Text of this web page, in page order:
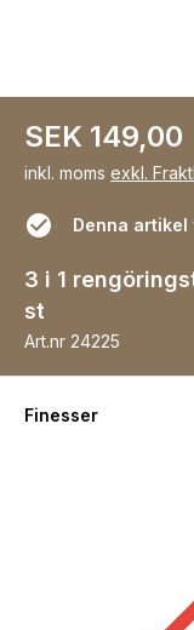
SEK 149,00
inkl. moms exkl.
Denna artikel
3 i 1
st
Art.nr 24225
Finesser